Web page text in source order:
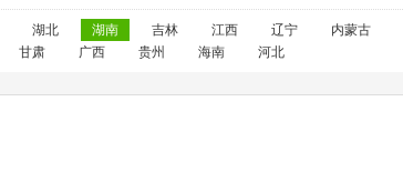
湖北 湖南 吉林 江西 辽宁 内蒙古
甘肃 广西 贵州 海南 河北